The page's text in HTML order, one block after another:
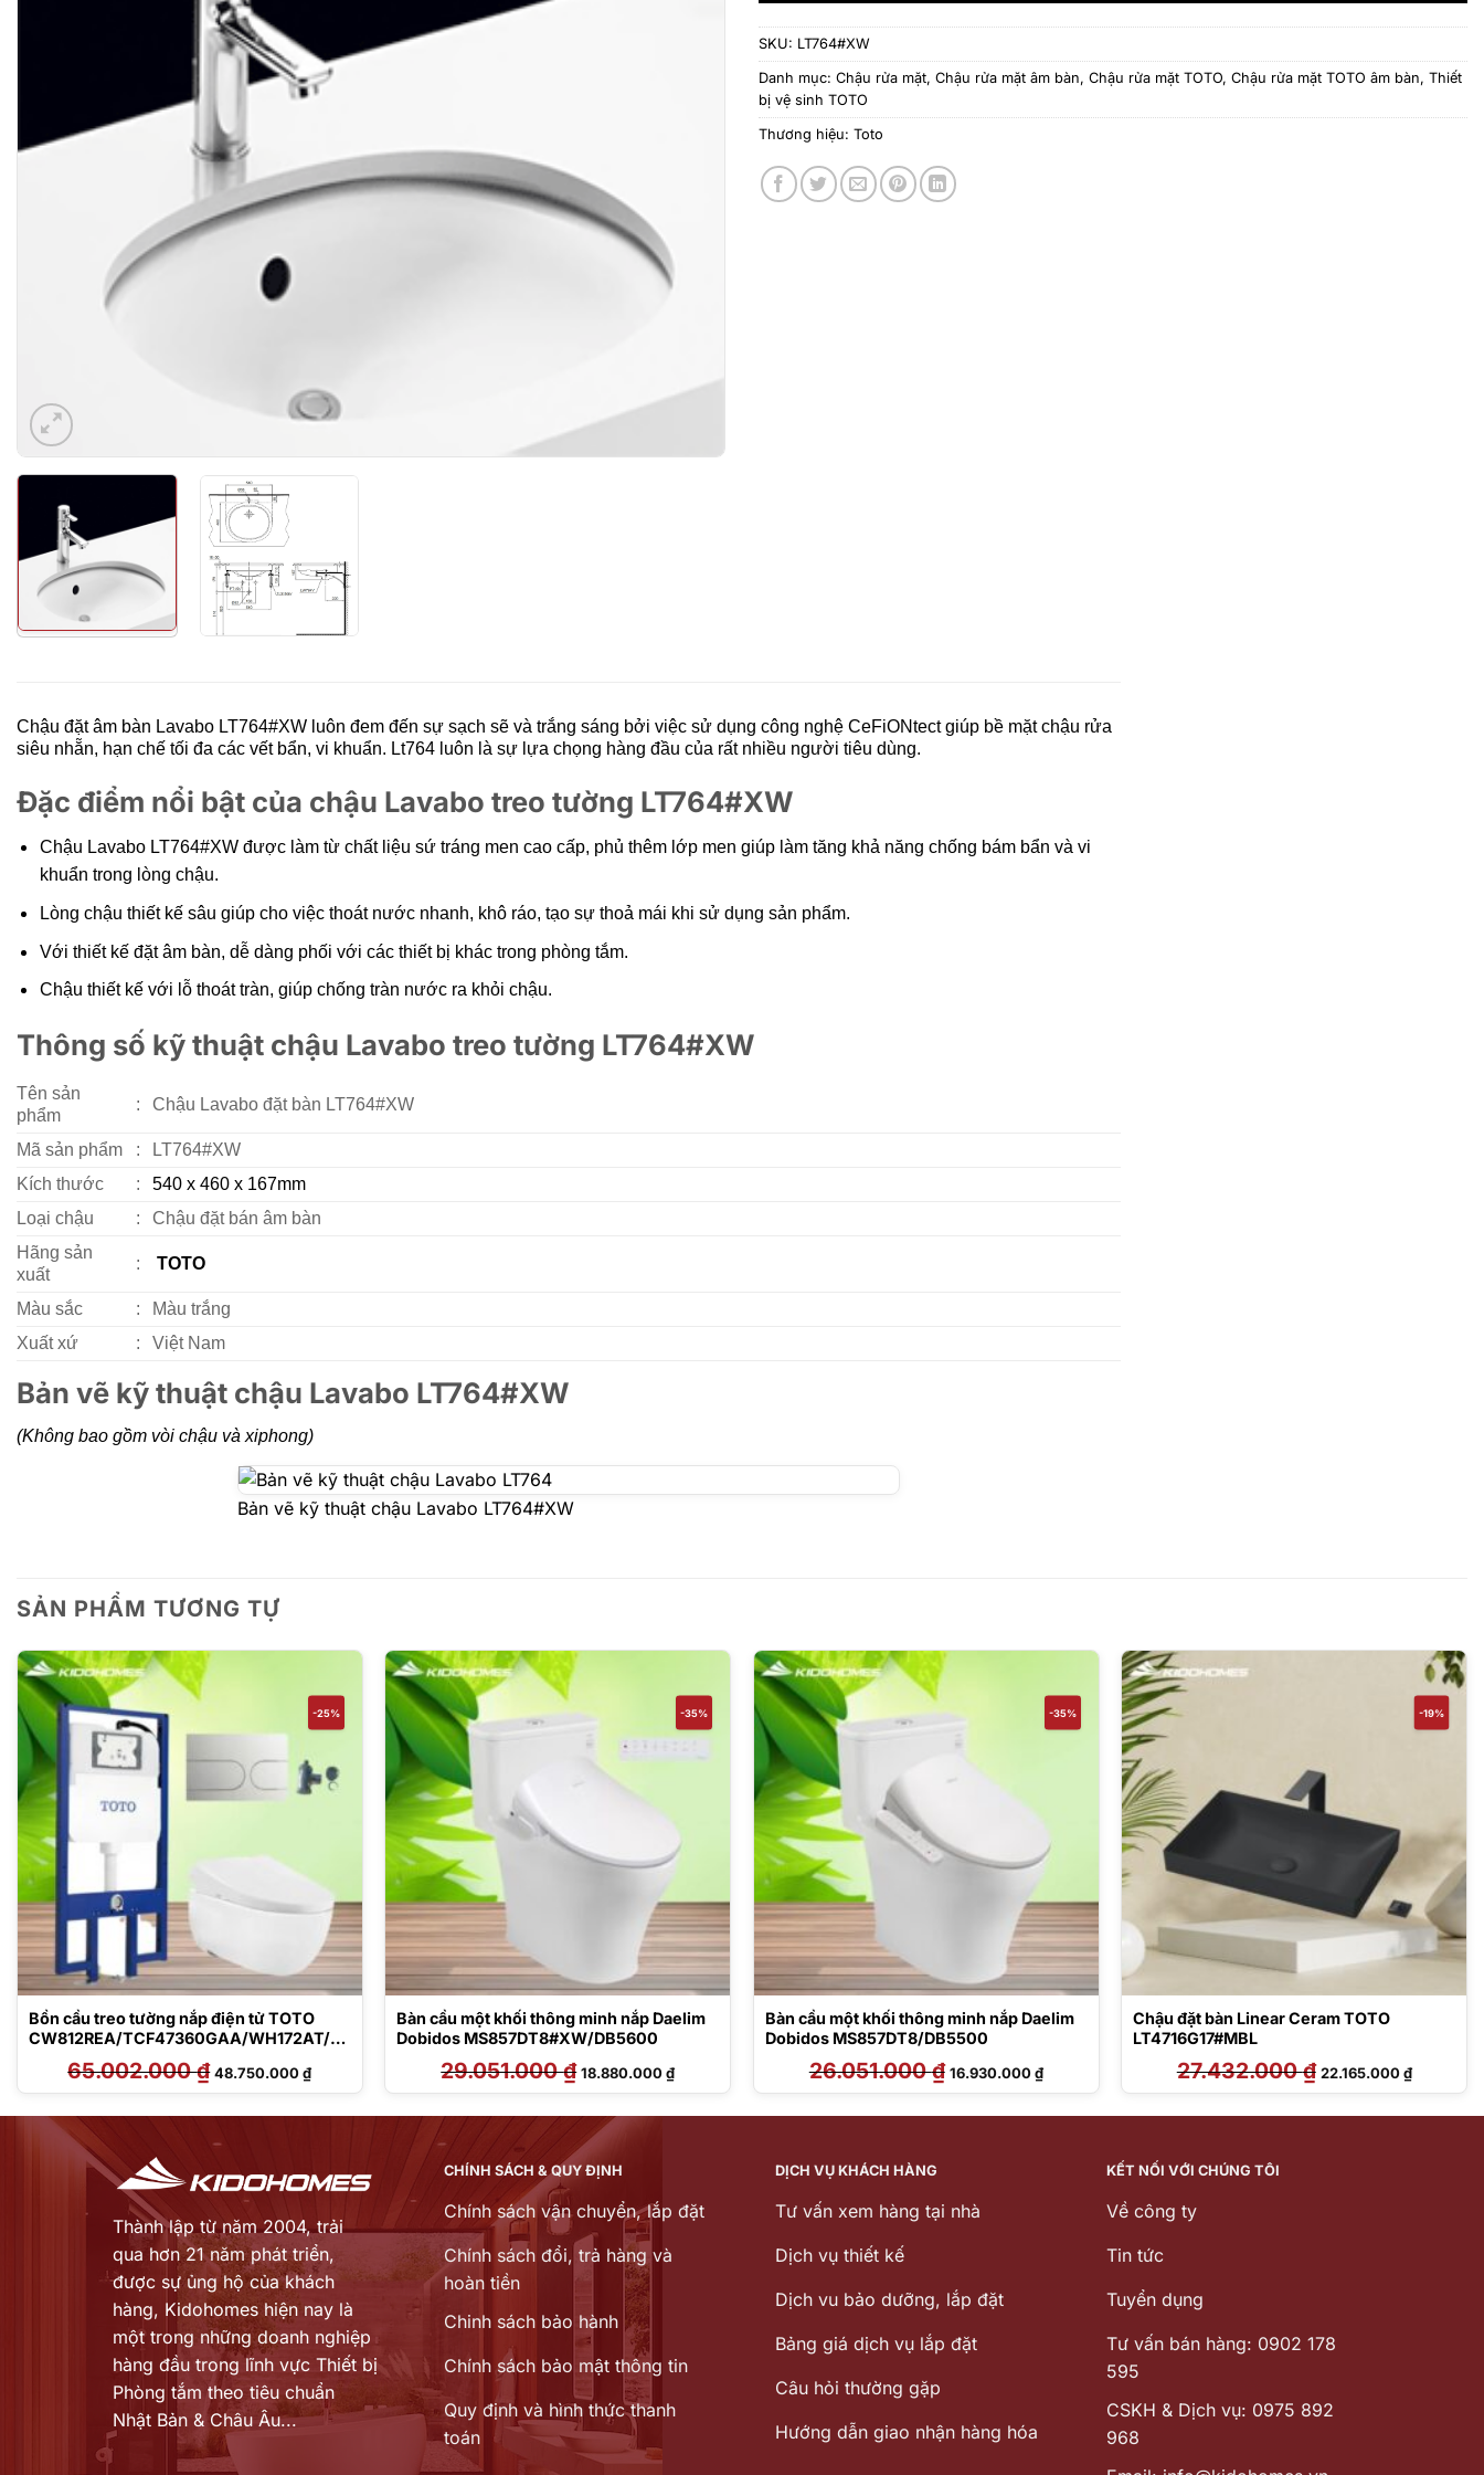
SKU: LT764#XW
Danh mục: Chậu rửa mặt, Chậu rửa mặt âm bàn, Chậu rửa mặt TOTO, Chậu rửa mặt TOTO âm bàn, Thiết
bị vệ sinh TOTO
Thương hiệu: Toto
Chậu đặt âm bàn Lavabo LT764#XW luôn đem đến sự sạch sẽ và trắng sáng bởi việc sử dụng công nghệ CeFiONtect giúp bề mặt chậu rửa
siêu nhẵn, hạn chế tối đa các vết bẩn, vi khuẩn. Lt764 luôn là sự lựa chọng hàng đầu của rất nhiều người tiêu dùng.
Đặc điểm nổi bật của chậu Lavabo treo tường LT764#XW
Chậu Lavabo LT764#XW được làm từ chất liệu sứ tráng men cao cấp, phủ thêm lớp men giúp làm tăng khả năng chống bám bẩn và vi
khuẩn trong lòng chậu.
Lòng chậu thiết kế sâu giúp cho việc thoát nước nhanh, khô ráo, tạo sự thoả mái khi sử dụng sản phẩm.
Với thiết kế đặt âm bàn, dễ dàng phối với các thiết bị khác trong phòng tắm.
Chậu thiết kế với lỗ thoát tràn, giúp chống tràn nước ra khỏi chậu.
Thông số kỹ thuật chậu Lavabo treo tường LT764#XW
Tên sản
phẩm
: Chậu Lavabo đặt bàn LT764#XW
Mã sản phẩm :
LT764#XW
Kích thước
: 540 x 460 x 167mm
Loại chậu
:
Chậu đặt bán âm bàn
Hãng sản
xuất
: TOTO
Màu sắc :
Màu trắng
Xuất xứ
: Việt Nam
Bản vẽ kỹ thuật chậu Lavabo LT764#XW
(Không bao gồm vòi chậu và xiphong)
Bản vẽ kỹ thuật chậu Lavabo LT764#XW
SẢN PHẨM TƯƠNG TỰ
-25%
Bồn cầu treo tường nắp điện tử TOTO
CW812REA/TCF47360GAA/WH172AT/T
CA546/MB175M#SS
65.002.000₫ Giá
gốc
là:
48.750.000₫Giá
hiện
tại
48.750.000 ₫.
-35%
Bàn cầu một khối thông minh nắp Daelim
Dobidos MS857DT8#XW/DB5600
29.051.000₫ Giá
gốc
là:
18.880.000₫Giá
hiện
tại
18.880.000 ₫.
-35%
Bàn cầu một khối thông minh nắp Daelim
Dobidos MS857DT8/DB5500
26.051.000₫ Giá
gốc
là:
16.930.000₫Giá
hiện
tại
16.930.000 ₫.
-19%
Chậu đặt bàn Linear Ceram TOTO
LT4716G17#MBL
27.432.000₫ Giá
gốc
là:
22.165.000₫Giá
hiện
tại
₫.
Thành lập từ năm 2004, trải
qua hơn 21 năm phát triển,
được sự ủng hộ của khách
hàng, Kidohomes hiện nay là
một trong những doanh nghiệp
hàng đầu trong lĩnh vực Thiết bị
Phòng tắm theo tiêu chuẩn
Nhật Bản & Châu Âu...
CHÍNH SÁCH & QUY ĐỊNH
Chính sách vận chuyển, lắp đặt
Chính sách đổi, trả hàng và
hoàn tiền
Chinh sách bảo hành
Chính sách bảo mật thông tin
Quy định và hình thức thanh
toán
DỊCH VỤ KHÁCH HÀNG
Tư vấn xem hàng tại nhà
Dịch vụ thiết kế
Dịch vu bảo dưỡng, lắp đặt
Bảng giá dịch vụ lắp đặt
Câu hỏi thường gặp
Hướng dẫn giao nhận hàng hóa
KẾT NỐI VỚI CHÚNG TÔI
Về công ty
Tin tức
Tuyển dụng
Tư vấn bán hàng: 0902 178
595
CSKH & Dịch vụ: 0975 892
968